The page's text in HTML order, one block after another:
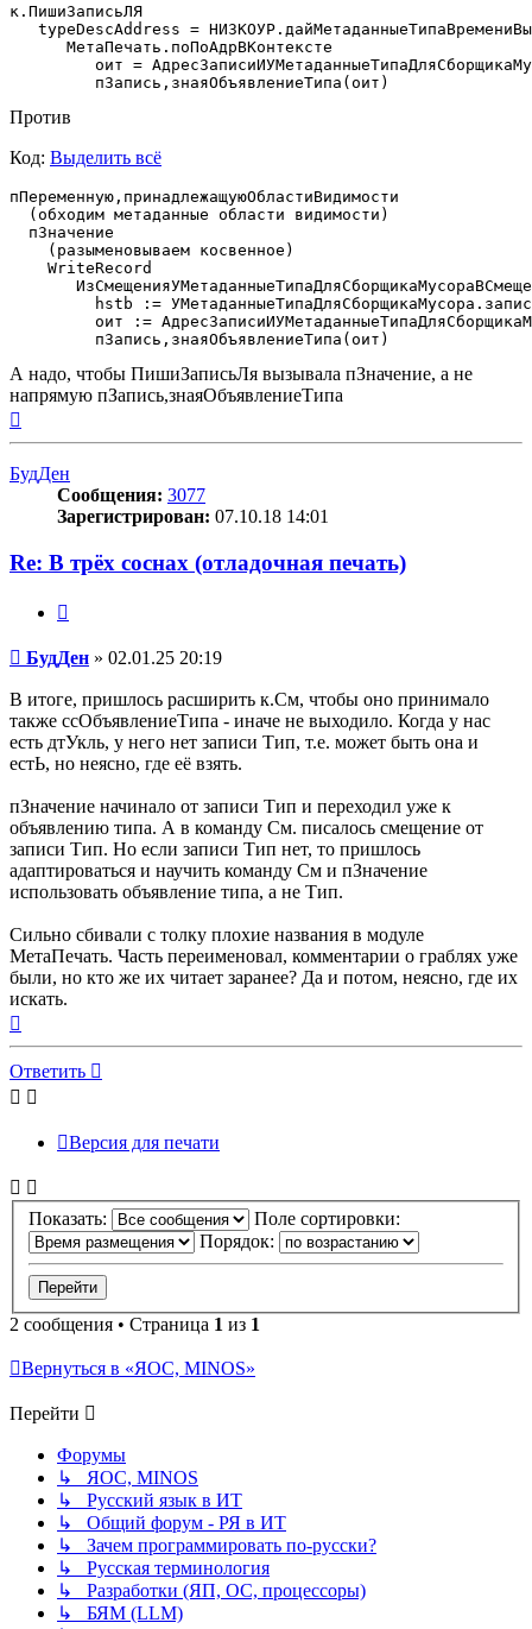
к.ПишиЗаписьЛЯ
typeDescAddress =
      МетаПечать.поПоАдрВКонтексте
оит =
Против
Код: Выделить всё
пПеременную,принадлежащуюОбластиВидимости
  (обходим метаданные области видимости)
  пЗначение
    (разыменовываем косвенное)
    WriteRecord
hstb :=
оит :=
А надо, чтобы ПишиЗаписьЛя вызывала пЗначение, а не
напрямую пЗапись,знаяОбъявлениеТипа
к
БудДен
Сообщения: 3077
Зарегистрирован: 07.10.18 14:01
Re: В трёх соснах (отладочная печать)
Сообщение
БудДен » 02.01.25 20:19
В итоге, пришлось расширить к.См, чтобы оно принимало
также ссОбъявлениеТипа - иначе не выходило. Когда у нас
есть дтУкль, у него нет записи Тип, т.е. может быть она и
естЬ, но неясно, где её взять.
пЗначение начинало от записи Тип и переходил уже к
объявлению типа. А в команду См. писалось смещение от
записи Тип. Но если записи Тип нет, то пришлось
адаптироваться и научить команду См и пЗначение
использовать объявление типа, а не Тип.
Сильно сбивали с толку плохие названия в модуле
МетаПечать. Часть переименовал, комментарии о граблях уже
были, но кто же их читает заранее? Да и потом, неясно, где их
искать.
началу
Ответить
Версия для печати
Показать:
Поле сортировки:
Порядок:
2 сообщения • Страница 1 из 1
Вернуться в «ЯОС, MINOS»
Перейти
Форумы
↳ ЯОС, MINOS
↳ Русский язык в ИТ
↳ Общий форум - РЯ в ИТ
↳ Зачем программировать по-русски?
↳ Русская терминология
↳ Разработки (ЯП, ОС, процессоры)
↳ БЯМ (LLM)